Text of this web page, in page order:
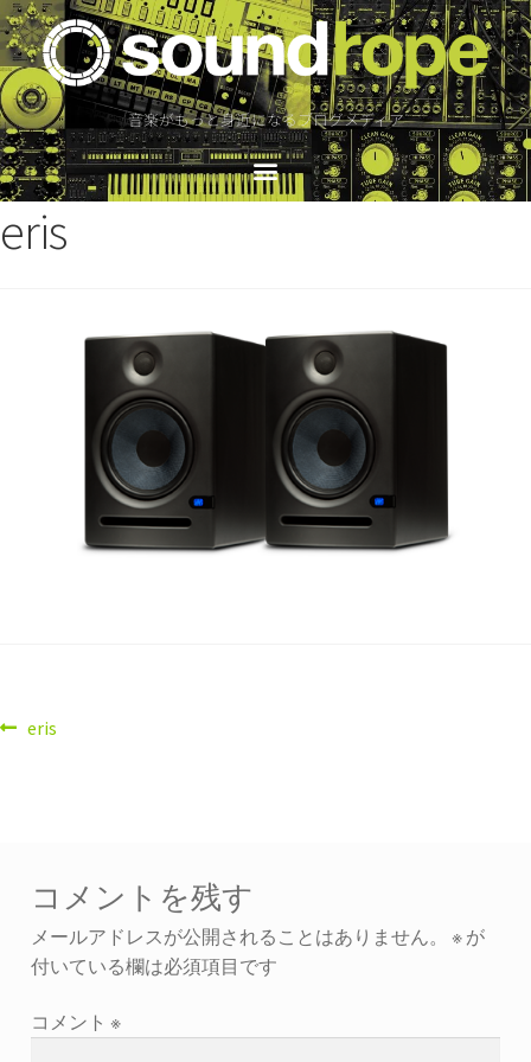
音楽がもっと身近になるブログメディア
eris
eris
コメントを残す
メールアドレスが公開されることはありません。 ※が
付いている欄は必須項目です
コメント ※